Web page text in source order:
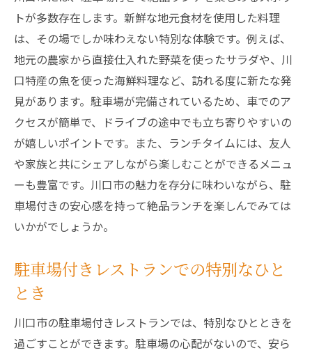
トが多数存在します。新鮮な地元食材を使用した料理
は、その場でしか味わえない特別な体験です。例えば、
地元の農家から直接仕入れた野菜を使ったサラダや、川
口特産の魚を使った海鮮料理など、訪れる度に新たな発
見があります。駐車場が完備されているため、車でのア
クセスが簡単で、ドライブの途中でも立ち寄りやすいの
が嬉しいポイントです。また、ランチタイムには、友人
や家族と共にシェアしながら楽しむことができるメニュ
ーも豊富です。川口市の魅力を存分に味わいながら、駐
車場付きの安心感を持って絶品ランチを楽しんでみては
いかがでしょうか。
駐車場付きレストランでの特別なひと
とき
川口市の駐車場付きレストランでは、特別なひとときを
過ごすことができます。駐車場の心配がないので、安ら